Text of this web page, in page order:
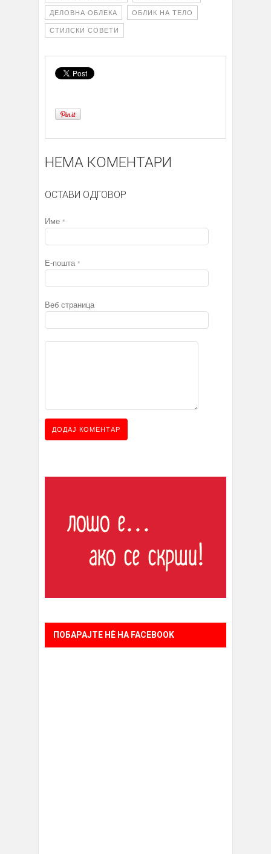
ДЕЛОВНА ОБЛЕКА ОБЛИК НА ТЕЛО
СТИЛСКИ СОВЕТИ
НЕМА КОМЕНТАРИ
ОСТАВИ ОДГОВОР
Име *
Е-пошта *
Веб страница
ПОБАРАЈТЕ НÈ НА FACEBOOK